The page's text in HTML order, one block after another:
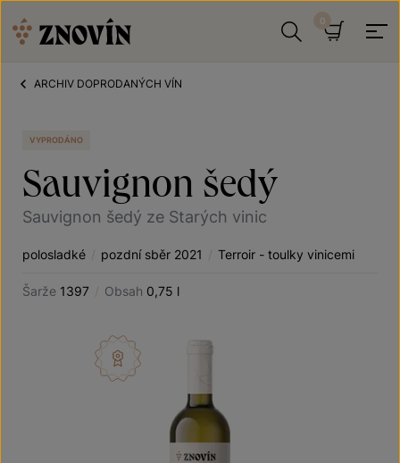
ARCHIV DOPRODANÝCH VÍN
VYPRODÁNO
Sauvignon šedý
Sauvignon šedý ze Starých vinic
polosladké / pozdní sběr 2021 / Terroir - toulky vinicemi
Šarže 1397 / Obsah 0,75 l